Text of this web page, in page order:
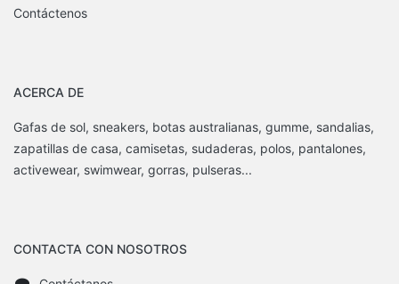
Contáctenos
ACERCA DE
Gafas de sol, sneakers, botas australianas, gumme, sandalias,
zapatillas de casa, camisetas, sudaderas, polos, pantalones,
activewear, swimwear, gorras, pulseras...
CONTACTA CON NOSOTROS